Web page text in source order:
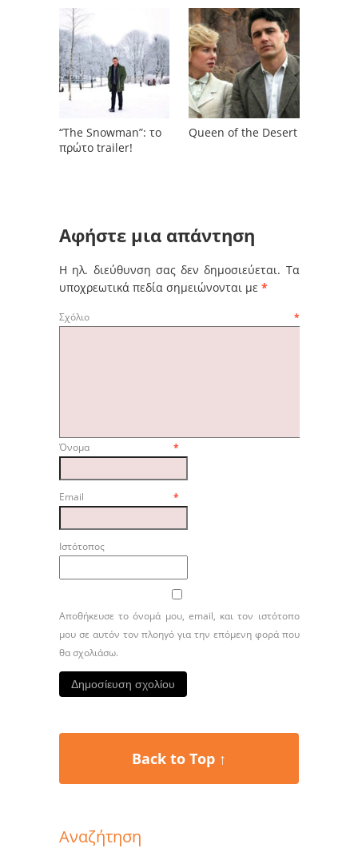
“The Snowman”: το
πρώτο trailer!
Queen of the Desert
Αφήστε μια απάντηση
Η ηλ. διεύθυνση σας δεν δημοσιεύεται. Τα
υποχρεωτικά πεδία σημειώνονται με *
Σχόλιο *
Όνομα*
Email*
Ιστότοπος
Αποθήκευσε το όνομά μου, email, και τον ιστότοπο
μου σε αυτόν τον πλοηγό για την επόμενη φορά που
θα σχολιάσω.
Back to Top ↑
Αναζήτηση